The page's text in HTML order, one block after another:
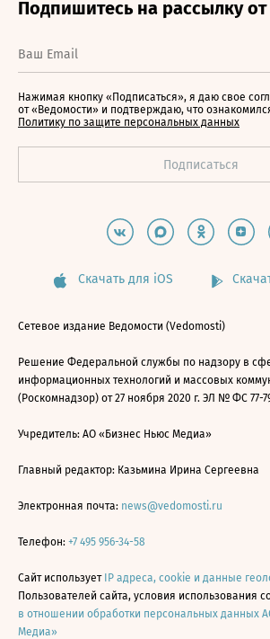
Нажимая кнопку «Подписаться», я даю свое
от «Ведомости» и подтверждаю, что
Политику по защите персональных данных
Скачать для iOS
Сетевое издание Ведомости (Vedomosti)
Решение Федеральной службы по надзору в
информационных технологий и массовых
(Роскомнадзор) от 27 ноября 2020 г. ЭЛ № ФС 77-
Учредитель: АО «Бизнес Ньюс Медиа»
Главный редактор: Казьмина Ирина Сергеевна
Электронная почта: news@vedomosti.ru
Телефон: +7 495 956-34-58
Сайт использует IP адреса, cookie и данные
Пользователей сайта, условия использования
в отношении обработки персональных данных
Медиа»